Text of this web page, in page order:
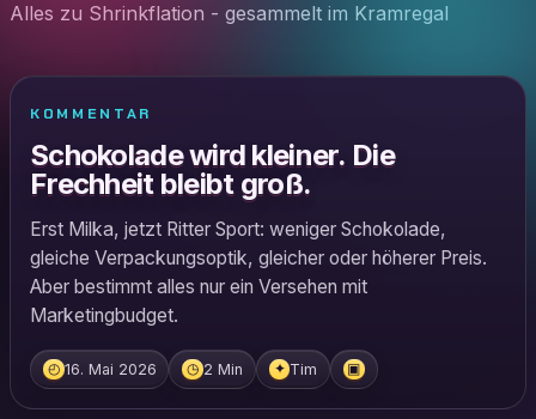
Alles zu Shrinkflation - gesammelt im Kramregal
KOMMENTAR
Schokolade wird kleiner. Die
Frechheit bleibt groß.
Erst Milka, jetzt Ritter Sport: weniger Schokolade,
gleiche Verpackungsoptik, gleicher oder höherer Preis.
Aber bestimmt alles nur ein Versehen mit
Marketingbudget.
◴ 16. Mai 2026 ◷ 2 Min ✦ Tim ▣